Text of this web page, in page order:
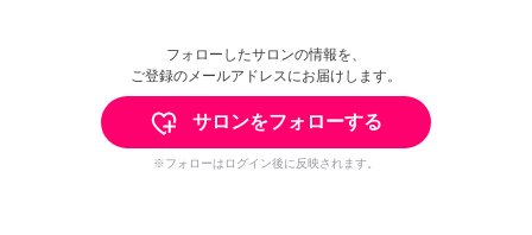
フォローしたサロンの情報を、
ご登録のメールアドレスにお届けします。
サロンをフォローする
※フォローはログイン後に反映されます。